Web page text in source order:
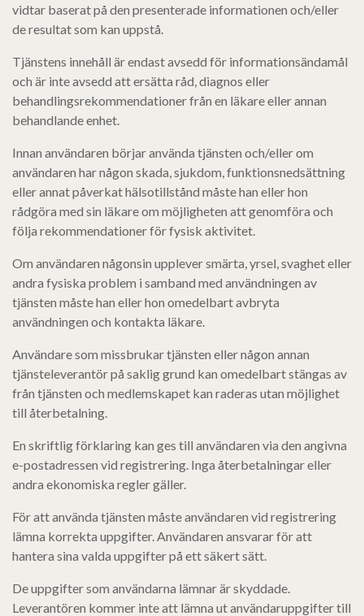
vidtar baserat på den presenterade informationen och/eller
de resultat som kan uppstå.
Tjänstens innehåll är endast avsedd för informationsändamål
och är inte avsedd att ersätta råd, diagnos eller
behandlingsrekommendationer från en läkare eller annan
behandlande enhet.
Innan användaren börjar använda tjänsten och/eller om
användaren har någon skada, sjukdom, funktionsnedsättning
eller annat påverkat hälsotillstånd måste han eller hon
rådgöra med sin läkare om möjligheten att genomföra och
följa rekommendationer för fysisk aktivitet.
Om användaren någonsin upplever smärta, yrsel, svaghet eller
andra fysiska problem i samband med användningen av
tjänsten måste han eller hon omedelbart avbryta
användningen och kontakta läkare.
Användare som missbrukar tjänsten eller någon annan
tjänsteleverantör på saklig grund kan omedelbart stängas av
från tjänsten och medlemskapet kan raderas utan möjlighet
till återbetalning.
En skriftlig förklaring kan ges till användaren via den angivna
e-postadressen vid registrering. Inga återbetalningar eller
andra ekonomiska regler gäller.
För att använda tjänsten måste användaren vid registrering
lämna korrekta uppgifter. Användaren ansvarar för att
hantera sina valda uppgifter på ett säkert sätt.
De uppgifter som användarna lämnar är skyddade.
Leverantören kommer inte att lämna ut användaruppgifter till